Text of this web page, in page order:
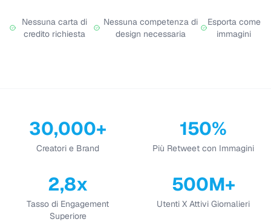
Nessuna carta di
credito richiesta
Nessuna competenza di
design necessaria
Esporta come
immagini
30,000+
Creatori e Brand
150%
Più Retweet con Immagini
2,8x
Tasso di Engagement
Superiore
500M+
Utenti X Attivi Giornalieri